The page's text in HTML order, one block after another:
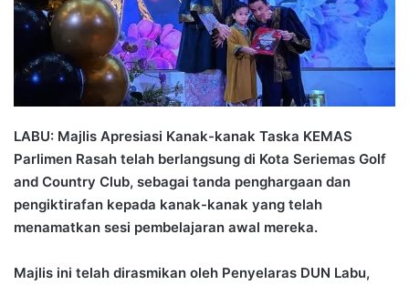
l
LABU: Majlis Apresiasi Kanak-kanak Taska KEMAS
Parlimen Rasah telah berlangsung di Kota Seriemas Golf
and Country Club, sebagai tanda penghargaan dan
pengiktirafan kepada kanak-kanak yang telah
menamatkan sesi pembelajaran awal mereka.
Majlis ini telah dirasmikan oleh Penyelaras DUN Labu,